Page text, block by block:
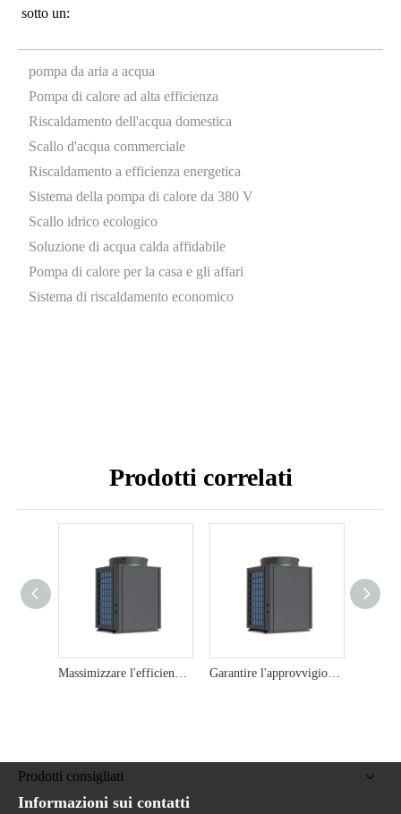
sotto un:
pompa da aria a acqua
Pompa di calore ad alta efficienza
Riscaldamento dell'acqua domestica
Scallo d'acqua commerciale
Riscaldamento a efficienza energetica
Sistema della pompa di calore da 380 V
Scallo idrico ecologico
Soluzione di acqua calda affidabile
Pompa di calore per la casa e gli affari
Sistema di riscaldamento economico
Prodotti correlati
Massimizzare l'efficienza energetica con pompe di calore della fonte d'aria commerciale da 22 kW Garantire l'approvvigionamento di acqua calda affidabile con pompe di calore della fonte di aria commerciale da 19kW
Prodotti consigliati
Informazioni sui contatti